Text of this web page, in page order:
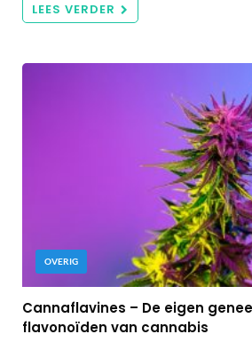
LEES VERDER
OVERIG
Cannaflavines – De eigen
flavonoïden van cannabis